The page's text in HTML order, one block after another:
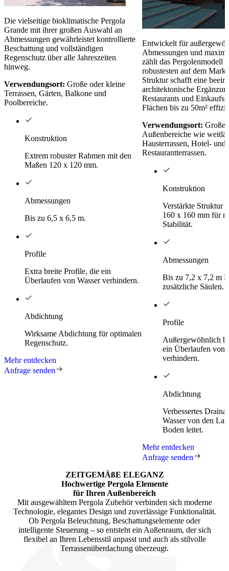
Die vielseitige bioklimatische Pergola
Grande mit ihrer großen Auswahl an
Abmessungen gewährleistet kontrollierte
Beschattung und vollständigen
Regenschutz über alle Jahreszeiten
hinweg.
Verwendungsort: Große oder kleine
Terrassen, Gärten, Balkone und
Poolbereiche.
Konstruktion
Extrem robuster Rahmen mit den
Maßen 120 x 120 mm.
Abmessungen
Bis zu 6,5 x 6,5 m.
Profile
Extra breite Profile, die ein
Überlaufen von Wasser verhindern.
Abdichtung
Wirksame Abdichtung für optimalen
Regenschutz.
Mehr entdecken
Anfrage senden
Entwickelt für
Abmessungen und
zählt das Pergolenmodell
robustesten auf dem
Struktur schafft eine
architektonische
Restaurants und
Flächen bis zu 50m²
Verwendungsort: Große
Außenbereiche wie
Hausterrassen, Hotel- und
Restaurantterrassen.
Konstruktion
Verstärkte Struktur
160 x 160 mm für
Stabilität.
Abmessungen
Bis zu 7,2 x 7,2 m
zusätzliche Säulen.
Profile
Außergewöhnlich
ein Überlaufen von
verhindern.
Abdichtung
Verbessertes
Wasser von den
Boden leitet.
Mehr entdecken
Anfrage senden
ZEITGEMÄßE ELEGANZ
Hochwertige Pergola Elemente
für Ihren Außenbereich
Mit ausgewähltem Pergola Zubehör verbinden sich moderne
Technologie, elegantes Design und zuverlässige Funktionalität.
Ob Pergola Beleuchtung, Beschattungselemente oder
intelligente Steuerung – so entsteht ein Außenraum, der sich
flexibel an Ihren Lebensstil anpasst und auch als stilvolle
Terrassenüberdachung überzeugt.